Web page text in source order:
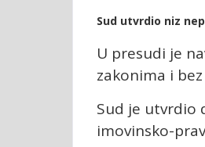
Sud utvrdio niz
U presudi je
zakonima i
Sud je utvrdio
imovinsko-